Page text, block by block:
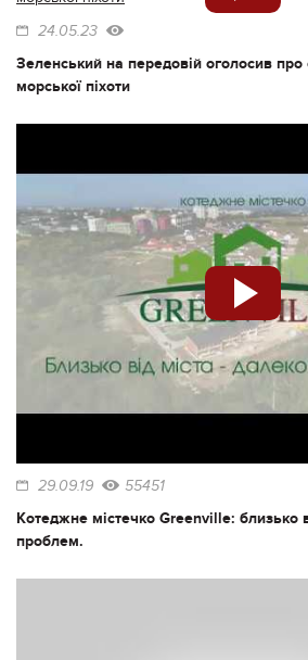
24.05.23
Зеленський на передовій оголосив про
морської піхоти
29.09.19 55451
Котеджне містечко Greenville: близько
проблем.